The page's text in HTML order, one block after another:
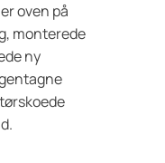
oven på
monterede
ny